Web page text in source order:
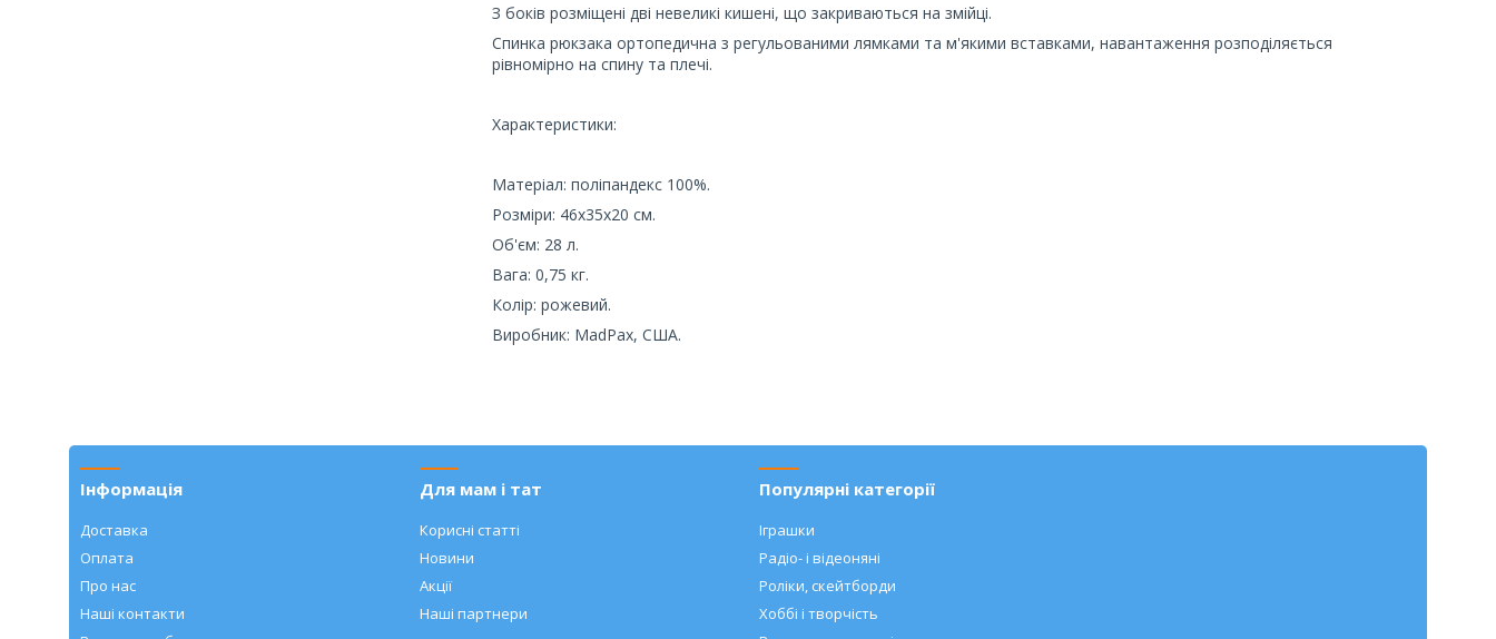
З боків розміщені дві невеликі кишені, що закриваються на змійці.
Спинка рюкзака ортопедична з регульованими лямками та м'якими вставками, навантаження розподіляється
рівномірно на спину та плечі.
Характеристики:
Матеріал: поліпандекс 100%.
Розміри: 46х35х20 см.
Об'єм: 28 л.
Вага: 0,75 кг.
Колір: рожевий.
Виробник: MadPax, США.
Інформація
Доставка
Оплата
Про нас
Наші контакти
Для мам і тат
Корисні статті
Новини
Акції
Наші партнери
Популярні категорії
Іграшки
Радіо- і відеоняні
Роліки, скейтборди
Хоббі і творчість